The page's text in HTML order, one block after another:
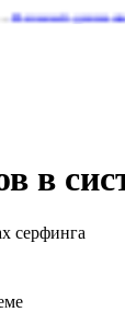
денежный поток
в
серфинга